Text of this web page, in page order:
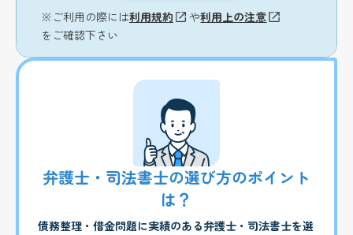
※ご利用の際には利用規約 や利用上の注意
をご確認下さい
弁護士・司法書士の選び方のポイント
は？
債務整理・借金問題に実績のある弁護士・司法書士を選